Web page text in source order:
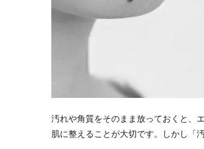
汚れや角質をそのまま放っておくと、
肌に整えることが大切です。しかし「